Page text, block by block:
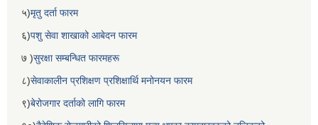
५)मृतु दर्ता फारम
६)पशु सेवा शाखाको आबेदन फारम
७ )सुरक्षा सम्बन्धित फारमहरू
८)सेवाकालीन प्रशिक्षण प्रशिक्षार्थि मनोनयन फारम
९)बेरोजगार दर्ताको लागि फारम